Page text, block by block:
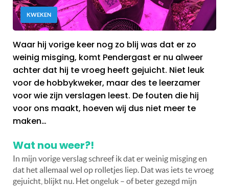
KWEKEN
Waar hij vorige keer nog zo blij was dat er zo
weinig misging, komt Pendergast er nu alweer
achter dat hij te vroeg heeft gejuicht. Niet leuk
voor de hobbykweker, maar des te leerzamer
voor wie zijn verslagen leest. De fouten die hij
voor ons maakt, hoeven wij dus niet meer te
maken…
Wat nou weer?!
In mijn vorige verslag schreef ik dat er weinig misging en
dat het allemaal wel op rolletjes liep. Dat was iets te vroeg
gejuicht, blijkt nu. Het ongeluk – of beter gezegd mijn